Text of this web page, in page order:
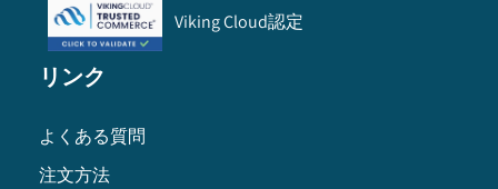
Viking Cloud認定
リンク
よくある質問
注文方法